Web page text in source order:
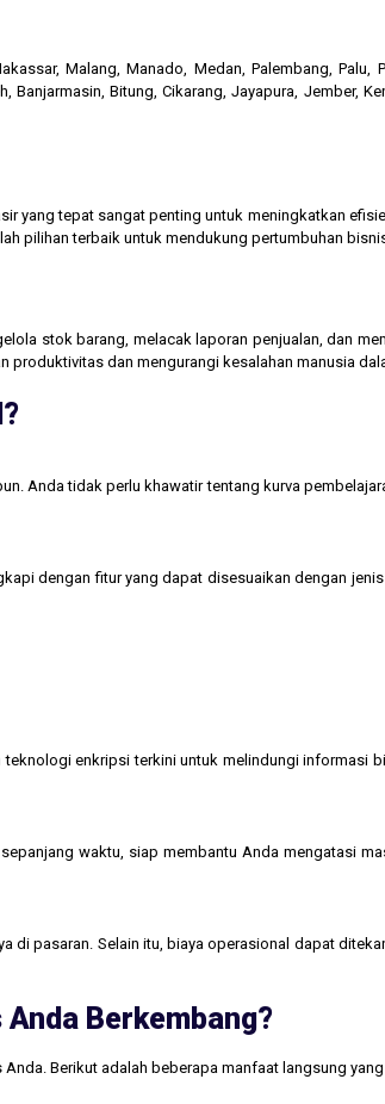
Malang, Manado, Medan, Palembang, Palu,
Bitung, Cikarang, Jayapura, Jember,
yang tepat sangat penting untuk meningkatkan
pilihan terbaik untuk mendukung pertumbuhan
stok barang, melacak laporan penjualan, dan
produktivitas dan mengurangi kesalahan manusia
Anda tidak perlu khawatir tentang kurva
dengan fitur yang dapat disesuaikan dengan
teknologi enkripsi terkini untuk melindungi informasi
waktu, siap membantu Anda mengatasi
di pasaran. Selain itu, biaya operasional dapat
Berkembang?
Berikut adalah beberapa manfaat langsung